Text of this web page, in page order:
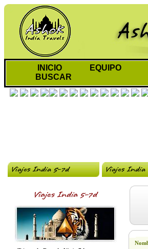
INICIO EQUIPO
BUSCAR
Viajes India 5-7d Viajes India
Viajes India 5-7d